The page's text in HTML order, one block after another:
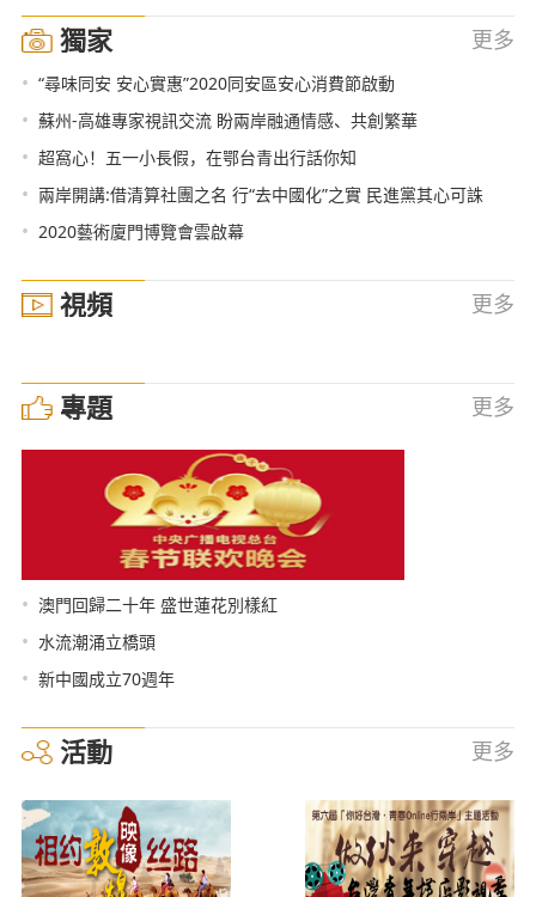
獨家 更多
• “尋味同安 安心實惠”2020同安區安心消費節啟動
• 蘇州-高雄專家視訊交流 盼兩岸融通情感、共創繁華
• 超窩心！五一小長假，在鄂台青出行話你知
• 兩岸開講:借清算社團之名 行“去中國化”之實 民進黨其心可誅
• 2020藝術廈門博覽會雲啟幕
視頻 更多
專題 更多
• 澳門回歸二十年 盛世蓮花別樣紅
• 水流潮涌立橋頭
• 新中國成立70週年
活動 更多